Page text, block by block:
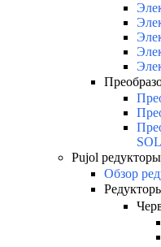
Pujol редукторы
Обзор